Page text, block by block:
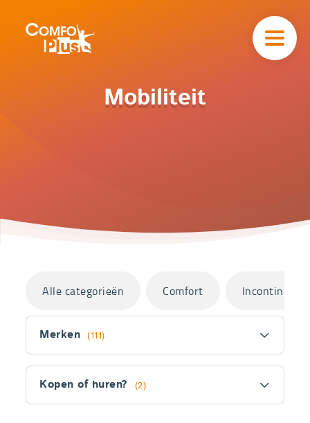
Mobiliteit
navigatieComfoPlus
Filter
Merken (111)
Kopen of huren? (2)
Alle categorieën Comfort Incontinentie